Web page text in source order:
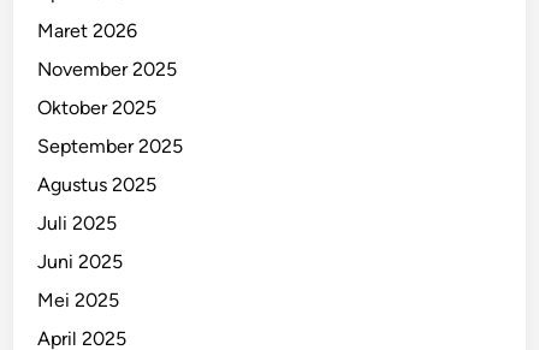
Maret 2026
November 2025
Oktober 2025
September 2025
Agustus 2025
Juli 2025
Juni 2025
Mei 2025
April 2025